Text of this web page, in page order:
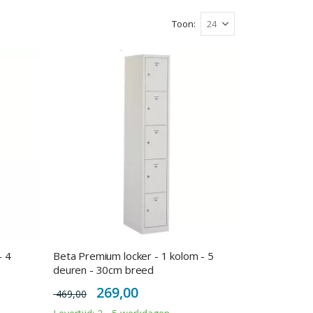
Toon
4
Beta Premium locker - 1 kolom - 5
deuren - 30cm breed
469,00
Special
Price
269,00